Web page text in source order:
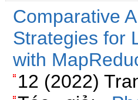
Comparative
Strategies for
with
12 (2022)